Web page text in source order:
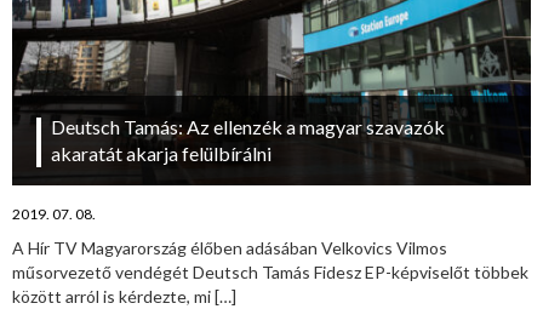
Deutsch Tamás: Az ellenzék a magyar szavazók
akaratát akarja felülbírálni
2019. 07. 08.
A Hír TV Magyarország élőben adásában Velkovics Vilmos
műsorvezető vendégét Deutsch Tamás Fidesz EP-képviselőt többek
között arról is kérdezte, mi[…]